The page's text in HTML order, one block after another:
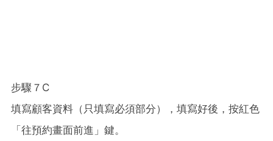
步驟７C
填寫顧客資料（只填寫必須部分），填寫好後，按紅色
「往預約畫面前進」鍵。